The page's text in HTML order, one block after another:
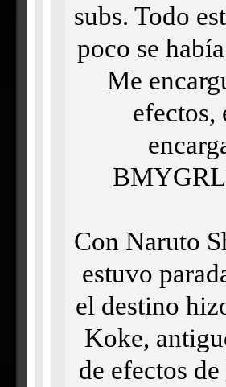
subs. Todo
poco se
Me
efectos,
Con Naruto
estuvo
el destino
Koke,
de efectos